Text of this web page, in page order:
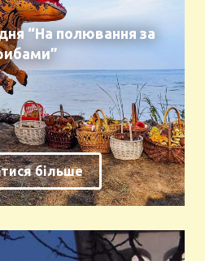
“На полювання за
більше